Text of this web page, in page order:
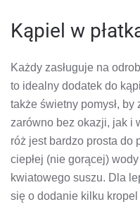
Kąpiel w
Każdy zasługuje na
to idealny dodatek do
także świetny pomysł,
zarówno bez okazji, jak i
róż jest bardzo prosta do
ciepłej (nie gorącej)
kwiatowego suszu. Dla
się o dodanie kilku